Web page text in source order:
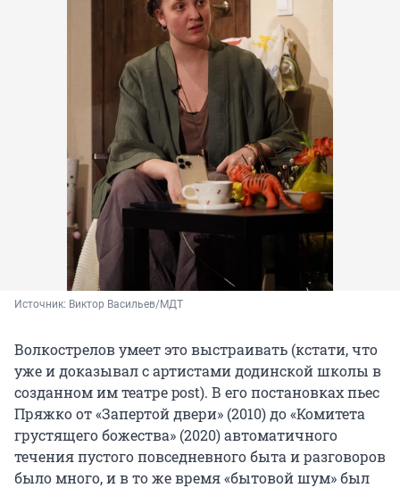
Источник: Виктор Васильев/МДТ
Волкострелов умеет это выстраивать (кстати, что
уже и доказывал с артистами додинской школы в
созданном им театре post). В его постановках пьес
Пряжко от «Запертой двери» (2010) до «Комитета
грустящего божества» (2020) автоматичного
течения пустого повседневного быта и разговоров
было много, и в то же время «бытовой шум» был